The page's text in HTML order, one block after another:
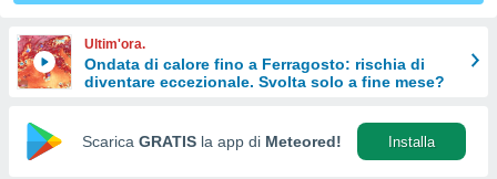
di
Web
Ultim'ora.
Ondata di calore fino a Ferragosto: rischia di
diventare eccezionale. Svolta solo a fine mese?
Scarica GRATIS la app di Meteored! Installa